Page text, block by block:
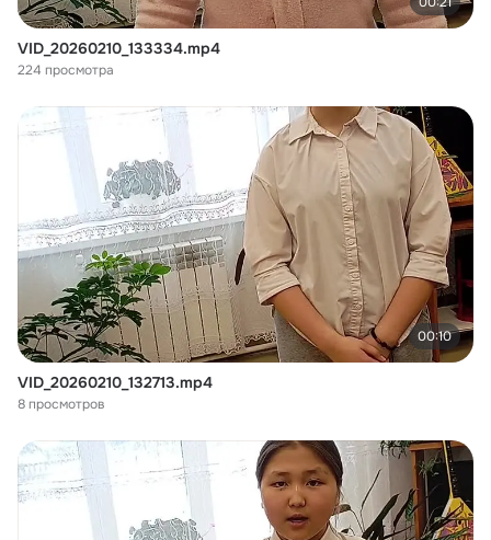
VID_20260210_133334.mp4
224 просмотра
00:10
VID_20260210_132713.mp4
8 просмотров